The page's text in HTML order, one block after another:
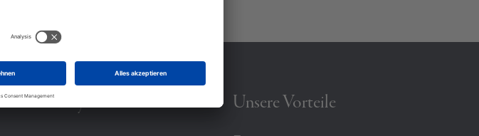
Community Unsere Vorteile